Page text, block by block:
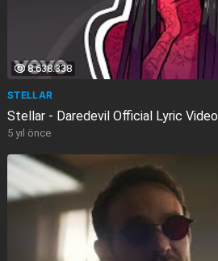
8.638.338
STELLAR
Stellar - Daredevil Official Lyric Video
5 yıl önce